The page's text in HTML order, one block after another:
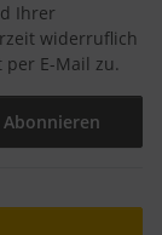
Ihrer
widerruflich
E-Mail zu.
Abonnieren